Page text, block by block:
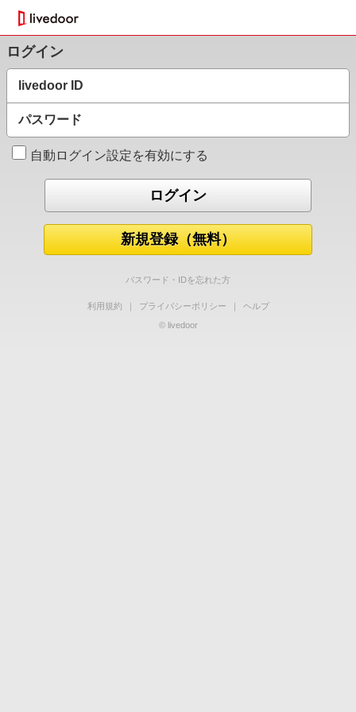
ログイン
livedoor ID
パスワード
自動ログイン設定を有効にする
新規登録（無料）
パスワード・IDを忘れた方
利用規約 ｜ プライバシーポリシー ｜
ヘルプ
© livedoor